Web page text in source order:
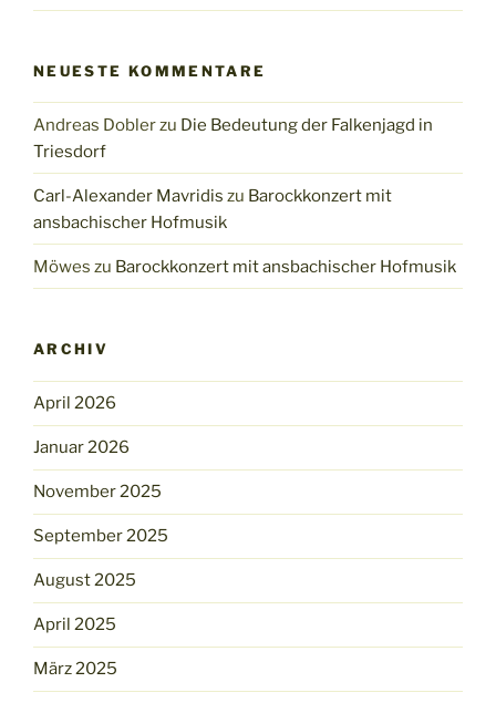
NEUESTE KOMMENTARE
Andreas Doblerzu Die Bedeutung der Falkenjagd in
Triesdorf
Carl-Alexander Mavridis zu Barockkonzert mit
ansbachischer Hofmusik
Möwes zu Barockkonzert mit ansbachischer Hofmusik
ARCHIV
April 2026
Januar 2026
November 2025
September 2025
August 2025
April 2025
März 2025